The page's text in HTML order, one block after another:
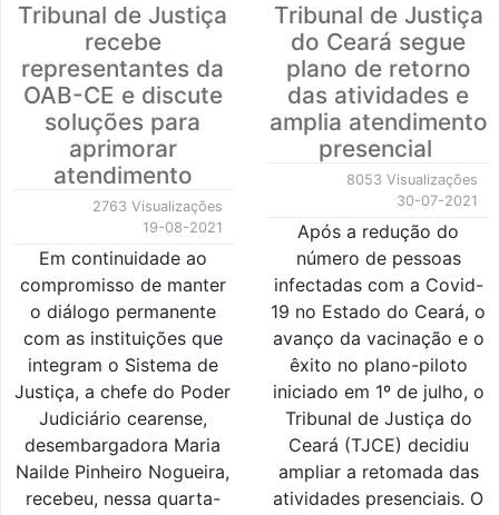
Tribunal de Justiça
recebe
representantes da
OAB-CE e discute
soluções para
aprimorar
atendimento
2763 Visualizações
19-08-2021
Em continuidade ao
compromisso de manter
o diálogo permanente
com as instituições que
integram o Sistema de
Justiça, a chefe do Poder
Judiciário cearense,
desembargadora Maria
Nailde Pinheiro Nogueira,
recebeu, nessa quarta-
Tribunal de Justiça
do Ceará segue
plano de retorno
das atividades e
amplia atendimento
presencial
8053 Visualizações
30-07-2021
Após a redução do
número de pessoas
infectadas com a Covid-
19 no Estado do Ceará, o
avanço da vacinação e o
êxito no plano-piloto
iniciado em 1º de julho, o
Tribunal de Justiça do
Ceará (TJCE) decidiu
ampliar a retomada das
atividades presenciais. O